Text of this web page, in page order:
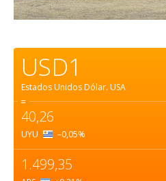
USD1
Estados Unidos Dólar. USA
=
40,26
UYU –0,05%
1.499,35